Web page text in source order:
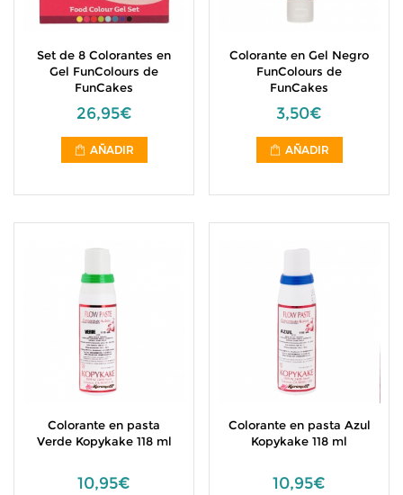
Set de 8 Colorantes en
Gel FunColours de
FunCakes
26,95€
AÑADIR
Colorante en Gel Negro
FunColours de
FunCakes
3,50€
AÑADIR
Colorante en pasta
Verde Kopykake 118 ml
10,95€
Colorante en pasta Azul
Kopykake 118 ml
10,95€